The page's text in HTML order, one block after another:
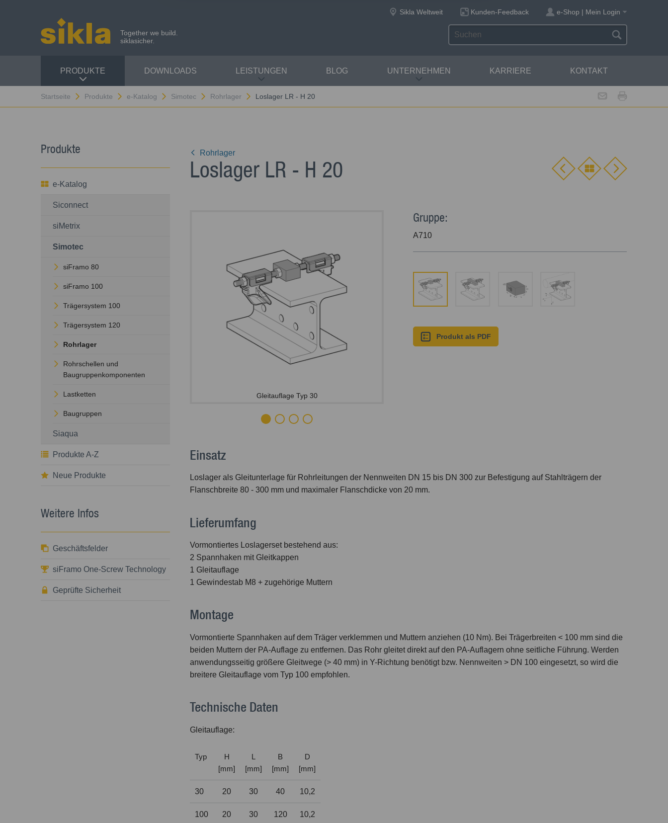
Together we build.
siklasicher.
Sikla Weltweit Kunden-Feedback e-Shop | Mein Login
PRODUKTE DOWNLOADS LEISTUNGEN BLOG UNTERNEHMEN KARRIERE KONTAKT
Startseite Produkte e-Katalog Simotec Rohrlager Loslager LR - H 20
Produkte
e-Katalog
Siconnect
siMetrix
Simotec
siFramo 80
siFramo 100
Trägersystem 100
Trägersystem 120
Rohrlager
Rohrschellen und
Baugruppenkomponenten
Lastketten
Baugruppen
Siaqua
Produkte A-Z
Neue Produkte
Weitere Infos
Geschäftsfelder
siFramo One-Screw Technology
Geprüfte Sicherheit
Rohrlager
Loslager LR - H 20
Gleitauflage Typ 30
Gruppe:
A710
Produkt als PDF
Einsatz
Loslager als Gleitunterlage für Rohrleitungen der Nennweiten DN 15 bis DN 300 zur Befestigung auf Stahlträgern der
Flanschbreite 80 - 300 mm und maximaler Flanschdicke von 20 mm.
Lieferumfang
Vormontiertes Loslagerset bestehend aus:
2 Spannhaken mit Gleitkappen
1 Gleitauflage
1 Gewindestab M8 + zugehörige Muttern
Montage
Vormontierte Spannhaken auf dem Träger verklemmen und Muttern anziehen (10 Nm). Bei Trägerbreiten < 100 mm sind die
beiden Muttern der PA-Auflage zu entfernen. Das Rohr gleitet direkt auf den PA-Auflagern ohne seitliche Führung. Werden
anwendungsseitig größere Gleitwege (> 40 mm) in Y-Richtung benötigt bzw. Nennweiten > DN 100 eingesetzt, so wird die
breitere Gleitauflage vom Typ 100 empfohlen.
Technische Daten
Gleitauflage:
Typ
H
[mm]
L
[mm]
B
[mm]
D
[mm]
30 20 30 40 10,2
100 20 30 120 10,2